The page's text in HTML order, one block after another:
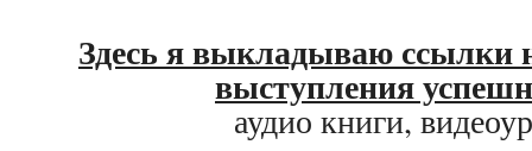
Здесь я выкладываю ссылки
выступления
аудио книги,